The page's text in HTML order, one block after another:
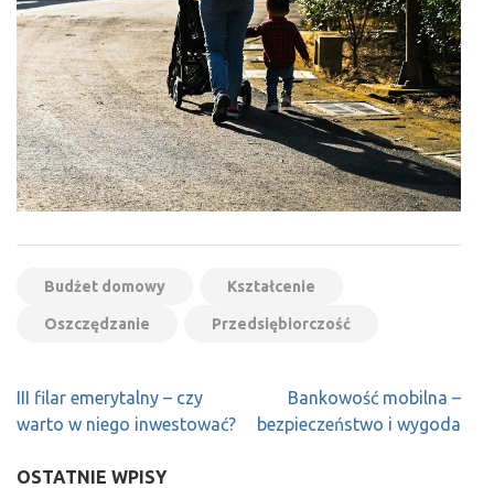
Budżet domowy Kształcenie
Oszczędzanie Przedsiębiorczość
Nawigacja
wpisu
III filar emerytalny – czy
warto w niego inwestować?
Bankowość mobilna –
bezpieczeństwo i wygoda
OSTATNIE WPISY